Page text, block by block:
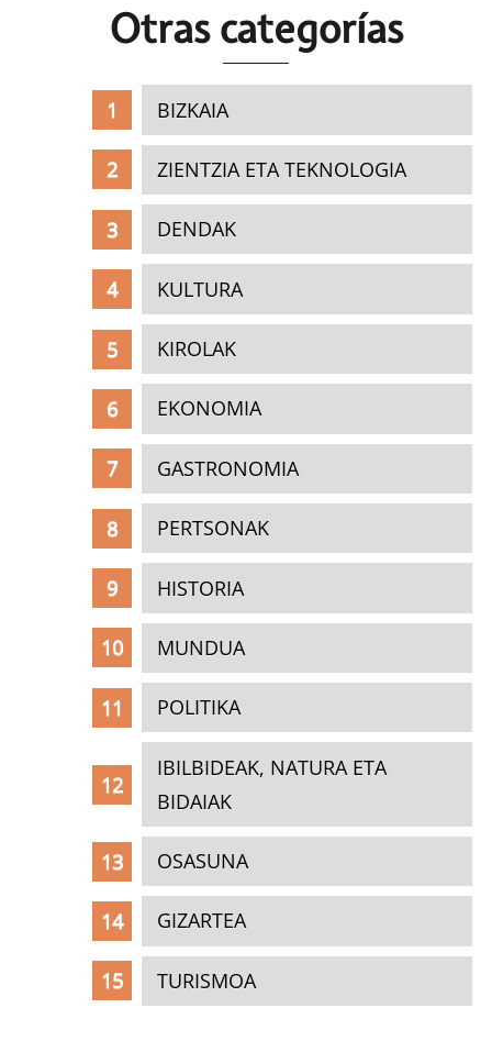
Otras categorías
BIZKAIA
ZIENTZIA ETA TEKNOLOGIA
DENDAK
KULTURA
KIROLAK
EKONOMIA
GASTRONOMIA
PERTSONAK
HISTORIA
MUNDUA
POLITIKA
IBILBIDEAK, NATURA ETA
BIDAIAK
OSASUNA
GIZARTEA
TURISMOA